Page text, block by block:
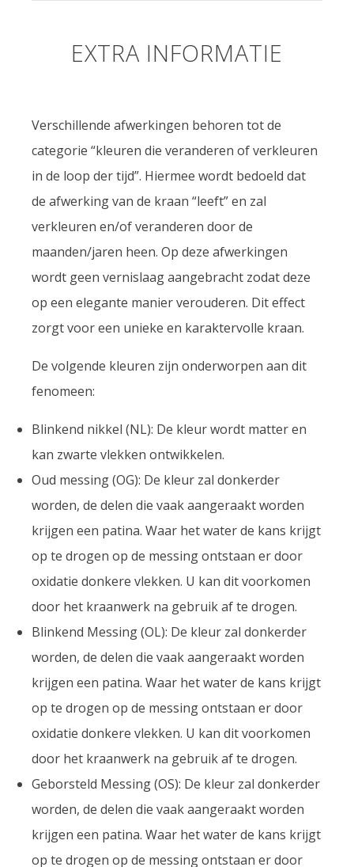
EXTRA INFORMATIE
Verschillende afwerkingen behoren tot de
categorie “kleuren die veranderen of verkleuren
in de loop der tijd”. Hiermee wordt bedoeld dat
de afwerking van de kraan “leeft” en zal
verkleuren en/of veranderen door de
maanden/jaren heen. Op deze afwerkingen
wordt geen vernislaag aangebracht zodat deze
op een elegante manier verouderen. Dit effect
zorgt voor een unieke en karaktervolle kraan.
De volgende kleuren zijn onderworpen aan dit
fenomeen:
Blinkend nikkel (NL): De kleur wordt matter en
kan zwarte vlekken ontwikkelen.
Oud messing (OG): De kleur zal donkerder
worden, de delen die vaak aangeraakt worden
krijgen een patina. Waar het water de kans krijgt
op te drogen op de messing ontstaan er door
oxidatie donkere vlekken. U kan dit voorkomen
door het kraanwerk na gebruik af te drogen.
Blinkend Messing (OL): De kleur zal donkerder
worden, de delen die vaak aangeraakt worden
krijgen een patina. Waar het water de kans krijgt
op te drogen op de messing ontstaan er door
oxidatie donkere vlekken. U kan dit voorkomen
door het kraanwerk na gebruik af te drogen.
Geborsteld Messing (OS): De kleur zal donkerder
worden, de delen die vaak aangeraakt worden
krijgen een patina. Waar het water de kans krijgt
op te drogen op de messing ontstaan er door